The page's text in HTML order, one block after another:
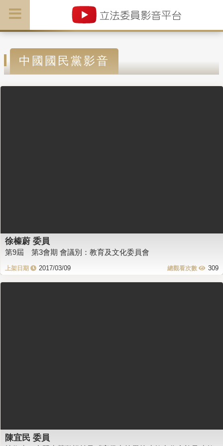
中國國民黨影音
徐榛蔚 委員
第9屆 第3會期 會議別：教育及文化委員會
2017/03/09 309
陳宜民 委員